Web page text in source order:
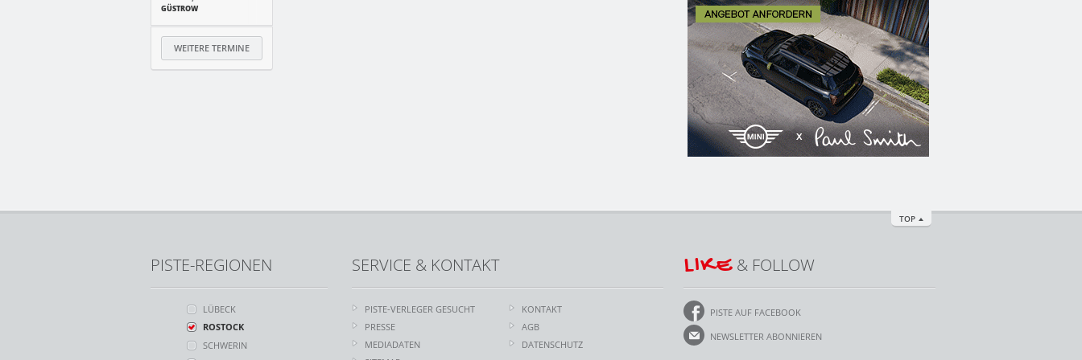
GÜSTROW
WEITERE TERMINE
TOP
PISTE-REGIONEN
LÜBECK
ROSTOCK
SCHWERIN
SERVICE & KONTAKT
PISTE-VERLEGER GESUCHT
PRESSE
MEDIADATEN
KONTAKT
AGB
DATENSCHUTZ
LIKE& FOLLOW
PISTE AUF FACEBOOK
NEWSLETTER ABONNIEREN